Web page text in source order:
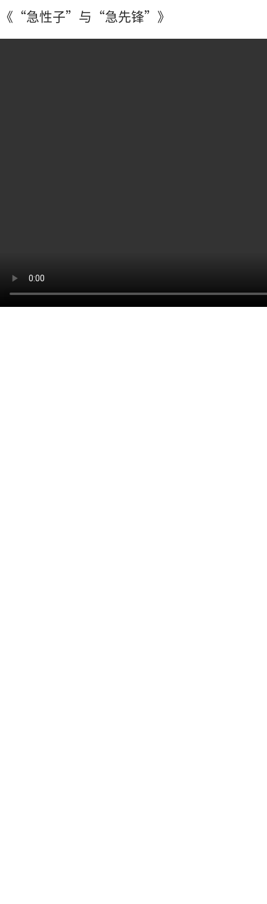
《“急性子”与“急先锋”》